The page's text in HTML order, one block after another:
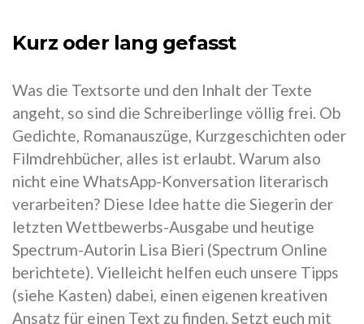
Kurz oder lang gefasst
Was die Textsorte und den Inhalt der Texte
angeht, so sind die Schreiberlinge völlig frei. Ob
Gedichte, Romanauszüge, Kurzgeschichten oder
Filmdrehbücher, alles ist erlaubt. Warum also
nicht eine WhatsApp-Konversation literarisch
verarbeiten? Diese Idee hatte die Siegerin der
letzten Wettbewerbs-Ausgabe und heutige
Spectrum-Autorin Lisa Bieri (Spectrum Online
berichtete). Vielleicht helfen euch unsere Tipps
(siehe Kasten) dabei, einen eigenen kreativen
Ansatz für einen Text zu finden. Setzt euch mit